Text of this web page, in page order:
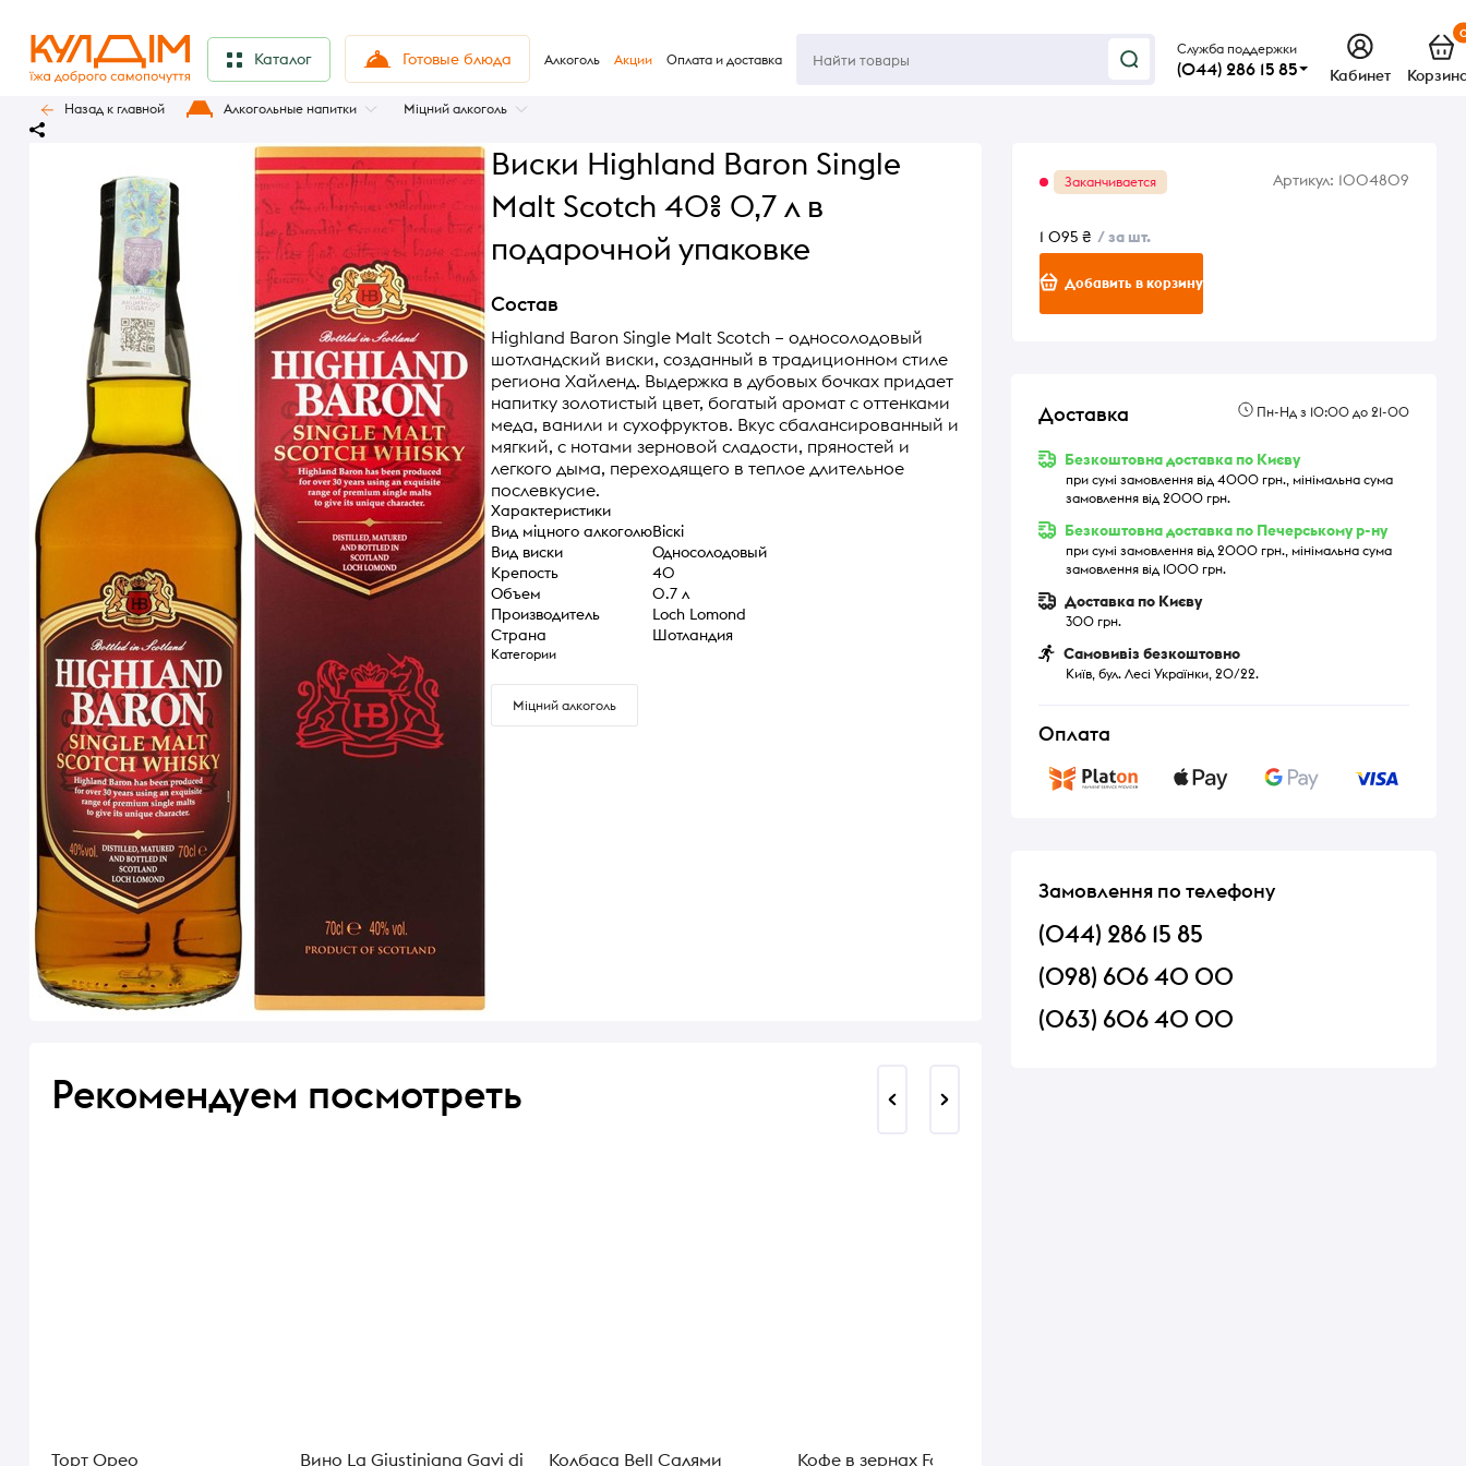
Каталог Готовые блюда Алкоголь Акции Оплата и доставка
Служба поддержки
(044) 286 15 85 Кабинет
Назад к главной Алкогольные напитки Міцний алкоголь
Виски Highland Baron Single
Malt Scotch 40% 0,7 л в
подарочной упаковке
Состав
Highland Baron Single Malt Scotch – односолодовый
шотландский виски, созданный в традиционном стиле
региона Хайленд. Выдержка в дубовых бочках придает
напитку золотистый цвет, богатый аромат с оттенками
меда, ванили и сухофруктов. Вкус сбалансированный и
мягкий, с нотами зерновой сладости, пряностей и
легкого дыма, переходящего в теплое длительное
послевкусие.
Характеристики
Вид міцного алкоголюВіскі
Вид виски
Односолодовый
Крепость
40
Объем
0.7 л
Производитель
Loch Lomond
Страна
Шотландия
Категории
Міцний алкоголь
Рекомендуем посмотреть
Торт Орео
Вино La Giustiniana Gavi di
Колбаса Bell Салями
Кофе в зернах Fabrika Oro
Заканчивается Артикул: 1004809
1 095 ₴ / за шт.
Добавить в корзину
Доставка Пн-Нд з 10:00 до 21-00
Безкоштовна доставка по Києву
при сумі замовлення від 4000 грн., мінімальна сума
замовлення від 2000 грн.
Безкоштовна доставка по Печерському р-ну
при сумі замовлення від 2000 грн., мінімальна сума
замовлення від 1000 грн.
Доставка по Києву
300 грн.
Самовивіз безкоштовно
Київ, бул. Лесі Українки, 20/22.
Оплата
Замовлення по телефону
(044) 286 15 85
(098) 606 40 00
(063) 606 40 00